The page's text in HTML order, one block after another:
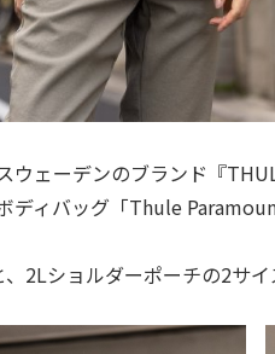
ウェーデンのブランド『
ディバッグ「Thule
2Lショルダーポーチの2サイ